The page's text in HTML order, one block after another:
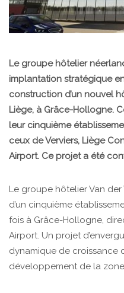
Le groupe hôtelier
implantation stratégique
construction d’un nouvel
Liège, à Grâce-Hollogne.
leur cinquième
ceux de Verviers, Liège
Airport. Ce projet a été
Le groupe hôtelier Van
d’un cinquième
fois à Grâce-Hollogne,
Airport. Un projet
dynamique de croissance
développement de la